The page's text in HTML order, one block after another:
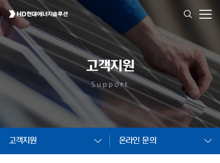
고객지원
Support
고객지원 온라인 문의